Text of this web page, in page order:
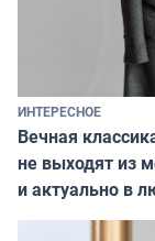
ИНТЕРЕСНОЕ
Вечная
не выходят из
и актуально в